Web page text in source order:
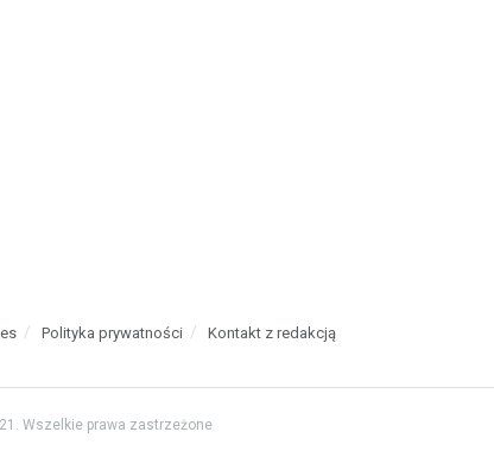
Polityka prywatności Kontakt z redakcją
Wszelkie prawa zastrzeżone